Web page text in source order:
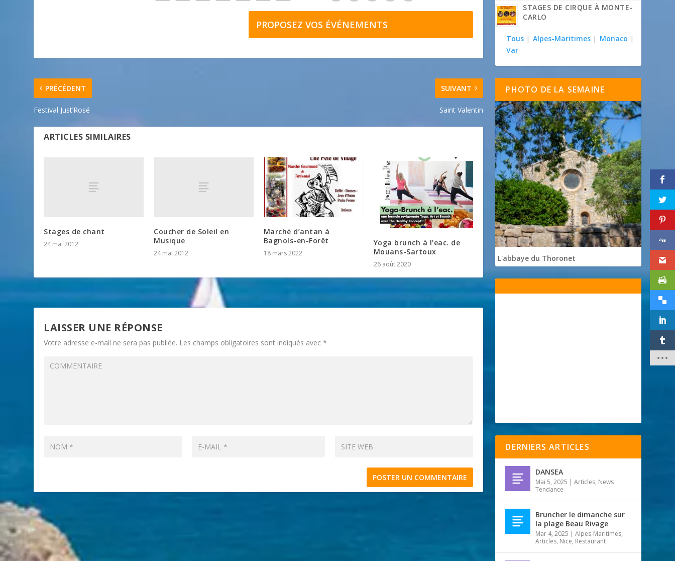
PROPOSEZ VOS ÉVÉNEMENTS
PRÉCÉDENT
Festival Just’Rosé
SUIVANT
Saint Valentin
ARTICLES SIMILAIRES
Stages de chant
24 mai 2012
Coucher de Soleil en
Musique
24 mai 2012
Marché d’antan à
Bagnols-en-Forêt
18 mars 2022
Yoga brunch à l’eac. de
Mouans-Sartoux
26 août 2020
LAISSER UNE RÉPONSE
Votre adresse e-mail ne sera pas publiée. Les champs obligatoires sont indiqués avec*
STAGES DE CIRQUE À MONTE-
CARLO
Tous | Alpes-Maritimes | Monaco |
Var
PHOTO DE LA SEMAINE
L'abbaye du Thoronet
DERNIERS ARTICLES
DANSEA
Mai 5, 2025 |Articles, News
Tendance
Bruncher le dimanche sur
la plage Beau Rivage
Mar 4, 2025 |Alpes-Maritimes,
Articles, Nice, Restaurant